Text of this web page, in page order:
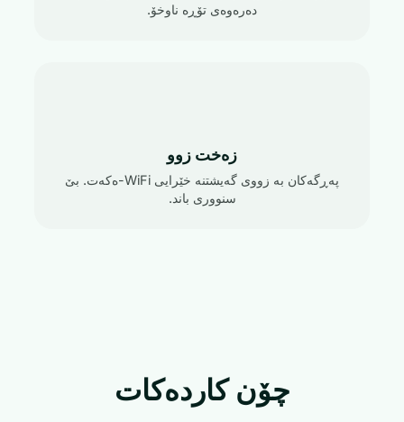
دەرەوەی تۆڕە ناوخۆ.
زەخت زوو
پەڕگەکان بە زووی گەیشتنە خێرایی WiFi-ەکەت. بێ
سنووری باند.
چۆن کاردەکات